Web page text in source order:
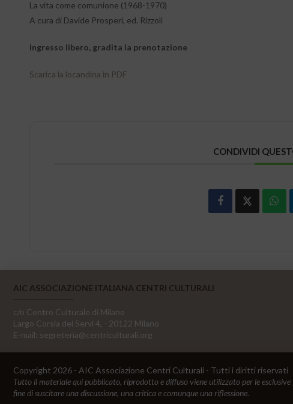
La vita come comunione (1968-1970)
A cura di Davide Prosperi, ed. Rizzoli
Ingresso libero, gradita la prenotazione
Scarica la locandina in PDF
CONDIVIDI
AIC ASSOCIAZIONE ITALIANA CENTRI CULTURALI
c/o Centro Culturale di Milano
Largo Corsia dei Servi 4, - 20122 Milano
E-mail: segreteria@centriculturali.org
Copyright 2026 - AIC Associazione Centri Culturali - Tutti i diritti riservati
Tutto il materiale qui pubblicato, riprodotto e diffuso viene utilizzato per le
fine di suscitare una discussione, una critica e comunque una riflessione.